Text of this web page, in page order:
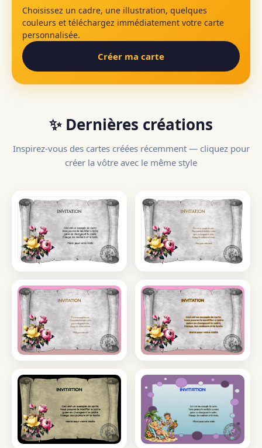
Choisissez un cadre, une illustration, quelques
couleurs et téléchargez immédiatement votre carte
personnalisée.
Créer ma carte
✨ Dernières créations
Inspirez-vous des cartes créées récemment — cliquez pour
créer la vôtre avec le même style